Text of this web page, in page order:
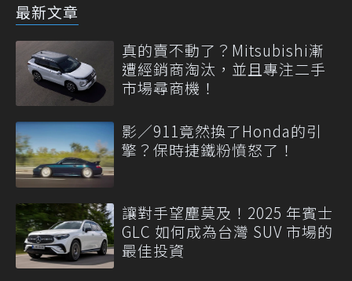
最新文章
真的賣不動了？Mitsubishi漸
遭經銷商淘汰，並且專注二手
市場尋商機！
影／911竟然換了Honda的引
擎？保時捷鐵粉憤怒了！
讓對手望塵莫及！2025 年賓士
GLC 如何成為台灣 SUV 市場的
最佳投資